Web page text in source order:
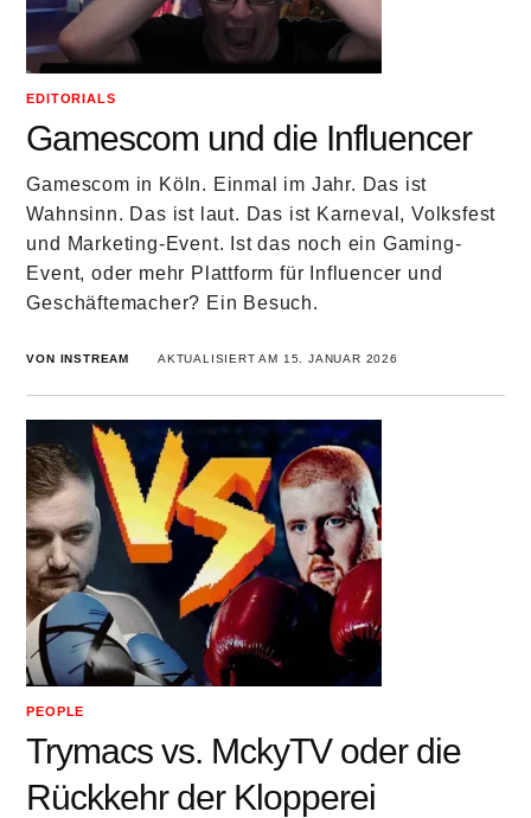
EDITORIALS
Gamescom und die Influencer
Gamescom in Köln. Einmal im Jahr. Das ist
Wahnsinn. Das ist laut. Das ist Karneval, Volksfest
und Marketing-Event. Ist das noch ein Gaming-
Event, oder mehr Plattform für Influencer und
Geschäftemacher? Ein Besuch.
VON INSTREAM AKTUALISIERT AM 15. JANUAR 2026
PEOPLE
Trymacs vs. MckyTV oder die
Rückkehr der Klopperei